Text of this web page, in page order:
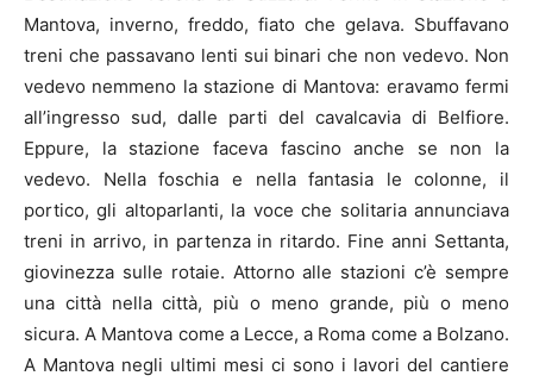
Mantova, inverno, freddo, fiato che gelava. Sbuffavano
treni che passavano lenti sui binari che non vedevo. Non
vedevo nemmeno la stazione di Mantova: eravamo fermi
all’ingresso sud, dalle parti del cavalcavia di Belfiore.
Eppure, la stazione faceva fascino anche se non la
vedevo. Nella foschia e nella fantasia le colonne, il
portico, gli altoparlanti, la voce che solitaria annunciava
treni in arrivo, in partenza in ritardo. Fine anni Settanta,
giovinezza sulle rotaie. Attorno alle stazioni c’è sempre
una città nella città, più o meno grande, più o meno
sicura. A Mantova come a Lecce, a Roma come a Bolzano.
A Mantova negli ultimi mesi ci sono i lavori del cantiere